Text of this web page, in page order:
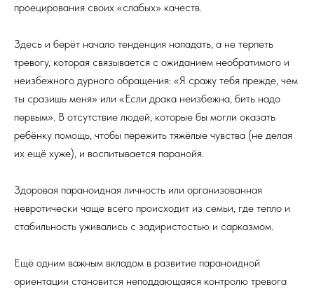
проецирования своих «слабых» качеств.
Здесь и берёт начало тенденция нападать, а не терпеть
тревогу, которая связывается с ожиданием необратимого и
неизбежного дурного обращения: «Я сражу тебя прежде, чем
ты сразишь меня» или «Если драка неизбежна, бить надо
первым». В отсутствие людей, которые бы могли оказать
ребёнку помощь, чтобы пережить тяжёлые чувства (не делая
их ещё хуже), и воспитывается паранойя.
Здоровая параноидная личность или организованная
невротически чаще всего происходит из семьи, где тепло и
стабильность уживались с задиристостью и сарказмом.
Ещё одним важным вкладом в развитие параноидной
ориентации становится неподдающаяся контролю тревога